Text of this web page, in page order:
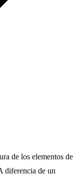
de los elementos de
diferencia de un